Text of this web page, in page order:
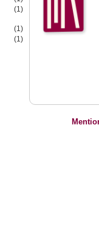
(1)
(1)
(1)